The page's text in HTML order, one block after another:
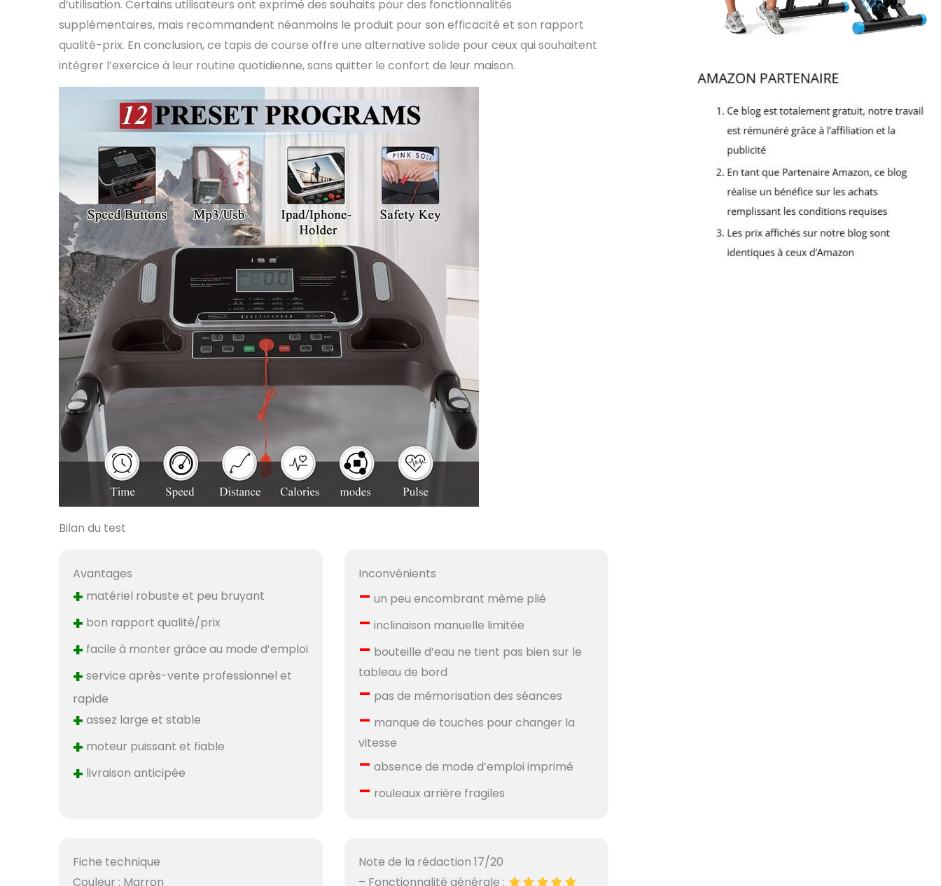
d’utilisation. Certains utilisateurs ont exprimé des souhaits pour des fonctionnalités
supplémentaires, mais recommandent néanmoins le produit pour son efficacité et son rapport
qualité-prix. En conclusion, ce tapis de course offre une alternative solide pour ceux qui souhaitent
intégrer l’exercice à leur routine quotidienne, sans quitter le confort de leur maison.
Bilan du test
Avantages
+ matériel robuste et peu bruyant
+ bon rapport qualité/prix
+ facile à monter grâce au mode d’emploi
+ service après-vente professionnel et
rapide
+ assez large et stable
+ moteur puissant et fiable
+ livraison anticipée
Inconvénients
– un peu encombrant même plié
– inclinaison manuelle limitée
– bouteille d’eau ne tient pas bien sur le
tableau de bord
– pas de mémorisation des séances
– manque de touches pour changer la
vitesse
– absence de mode d’emploi imprimé
– rouleaux arrière fragiles
Fiche technique
Couleur : Marron
Note de la rédaction 17/20
– Fonctionnalité générale :